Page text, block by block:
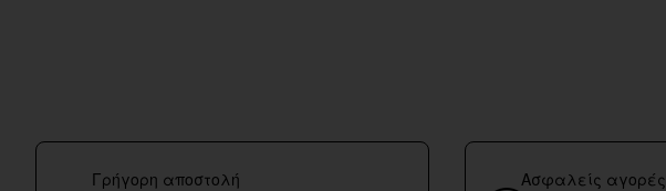
Γρήγορη αποστολή Ασφαλείς αγορές